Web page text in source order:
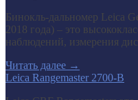
Бинокль-дальномер Leica
2018 года) – это
наблюдений, измерения
Читать далее →
Leica Rangemaster 2700-B